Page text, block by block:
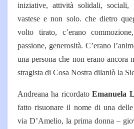
iniziative, attività solidali, sociali,
vastese e non solo. che dietro
volto tirato, c’erano
passione, generosità. C’erano
una persona che non erano ancora
stragista di Cosa Nostra dilaniò la
Andreana ha ricordatoEmanuela
fatto risuonare il nome di una
via D’Amelio, la prima donna –